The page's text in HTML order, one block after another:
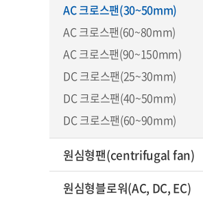
AC 크로스팬(30~50mm)
AC 크로스팬(60~80mm)
AC 크로스팬(90~150mm)
DC 크로스팬(25~30mm)
DC 크로스팬(40~50mm)
DC 크로스팬(60~90mm)
원심형팬(centrifugal fan)
원심형블로워(AC, DC, EC)